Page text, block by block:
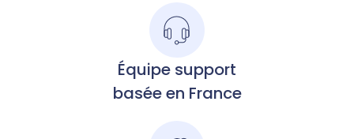
Équipe support
basée en France